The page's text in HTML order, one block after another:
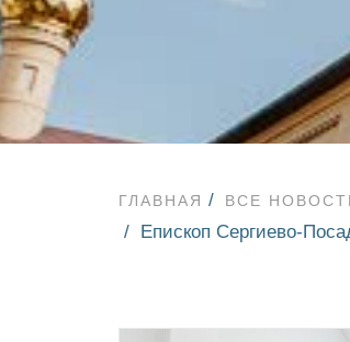
ГЛАВНАЯ ВСЕ
Епископ Сергиево-